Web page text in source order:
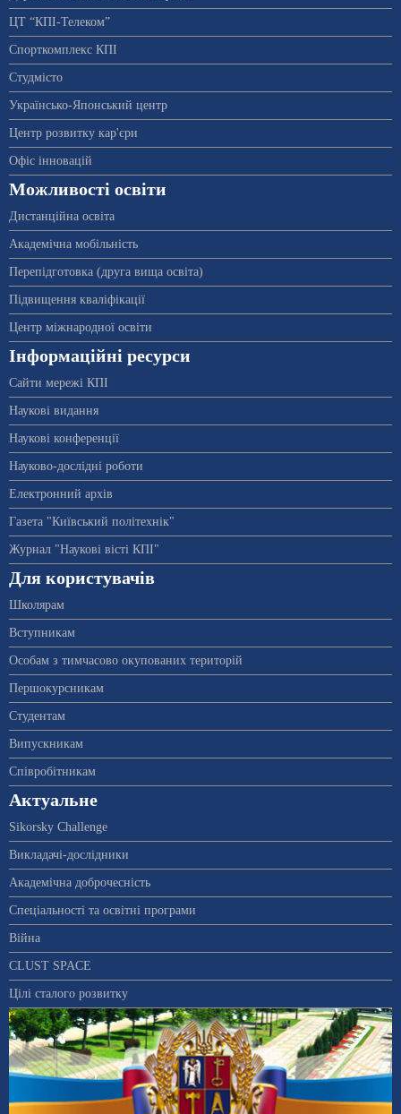
ЦТ “КПІ-Телеком”
Спорткомплекс КПІ
Студмісто
Українсько-Японський центр
Центр розвитку кар'єри
Офіс інновацій
Можливості освіти
Дистанційна освіта
Академічна мобільність
Перепідготовка (друга вища освіта)
Підвищення кваліфікації
Центр міжнародної освіти
Інформаційні ресурси
Сайти мережі КПІ
Наукові видання
Наукові конференції
Науково-дослідні роботи
Електронний архів
Газета "Київський політехнік"
Журнал "Наукові вісті КПІ"
Для користувачів
Школярам
Вступникам
Особам з тимчасово окупованих територій
Першокурсникам
Студентам
Випускникам
Співробітникам
Актуальне
Sikorsky Challenge
Викладачі-дослідники
Академічна доброчесність
Спеціальності та освітні програми
Війна
CLUST SPACE
Цілі сталого розвитку